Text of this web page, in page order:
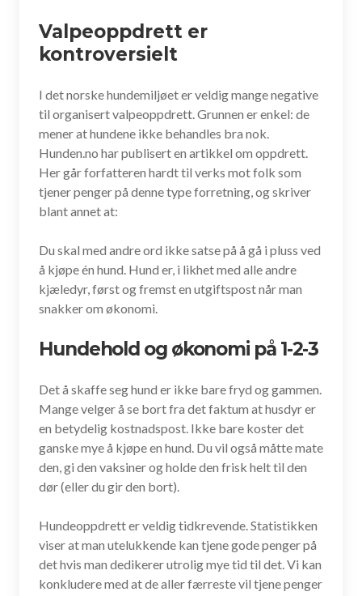
Valpeoppdrett er
kontroversielt
I det norske hundemiljøet er veldig mange negative
til organisert valpeoppdrett. Grunnen er enkel: de
mener at hundene ikke behandles bra nok.
Hunden.no har publisert en artikkel om oppdrett.
Her går forfatteren hardt til verks mot folk som
tjener penger på denne type forretning, og skriver
blant annet at:
Du skal med andre ord ikke satse på å gå i pluss ved
å kjøpe én hund. Hund er, i likhet med alle andre
kjæledyr, først og fremst en utgiftspost når man
snakker om økonomi.
Hundehold og økonomi på 1-2-3
Det å skaffe seg hund er ikke bare fryd og gammen.
Mange velger å se bort fra det faktum at husdyr er
en betydelig kostnadspost. Ikke bare koster det
ganske mye å kjøpe en hund. Du vil også måtte mate
den, gi den vaksiner og holde den frisk helt til den
dør (eller du gir den bort).
Hundeoppdrett er veldig tidkrevende. Statistikken
viser at man utelukkende kan tjene gode penger på
det hvis man dedikerer utrolig mye tid til det. Vi kan
konkludere med at de aller færreste vil tjene penger